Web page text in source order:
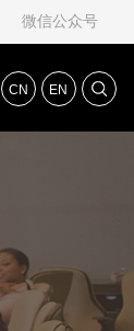
微信公众号
CN EN